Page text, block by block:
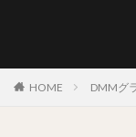
HOME DMMグ